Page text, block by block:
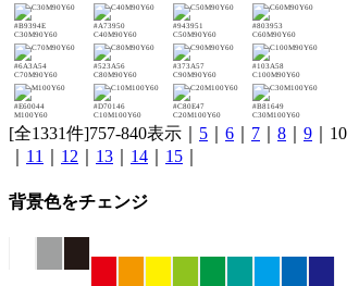
#B9394E
C30M90Y60
#A73950
C40M90Y60
#943951
C50M90Y60
#803953
C60M90Y60
#6A3A54
C70M90Y60
#523A56
C80M90Y60
#373A57
C90M90Y60
#103A58
C100M90Y60
#E60044
M100Y60
#D70146
C10M100Y60
#C80E47
C20M100Y60
#B81649
C30M100Y60
[全1331件]757-840表示｜ 5 6 7 8 9 ｜10
11 12 13 14 15
背景色をチェンジ